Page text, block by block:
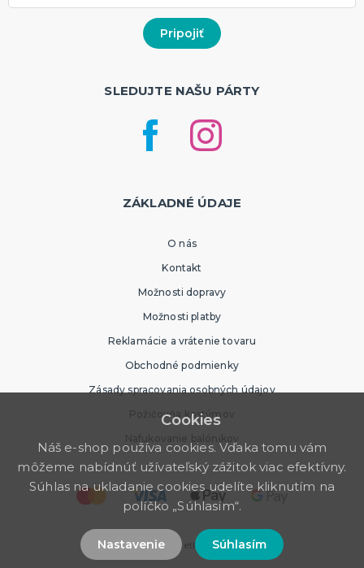
SLEDUJTE NAŠU PÁRTY
ZÁKLADNÉ ÚDAJE
O nás
Kontakt
Možnosti dopravy
Možnosti platby
Reklamácie a vrátenie tovaru
Obchodné podmienky
Zásady spracovania osobných údajov
Požičovňa kostýmov
Nafukovanie balónikov
© 2026 Party Store. Všetky práva vyhradené
Cookies
Náš e-shop používa cookies. Vďaka tomu vám
môžeme nabídnúť užívateľský zážitok viac efektívny.
Súhlas na ukladanie cookies udelíte kliknutím na
políčko „Súhlasím“.
Nastavenie Súhlasím